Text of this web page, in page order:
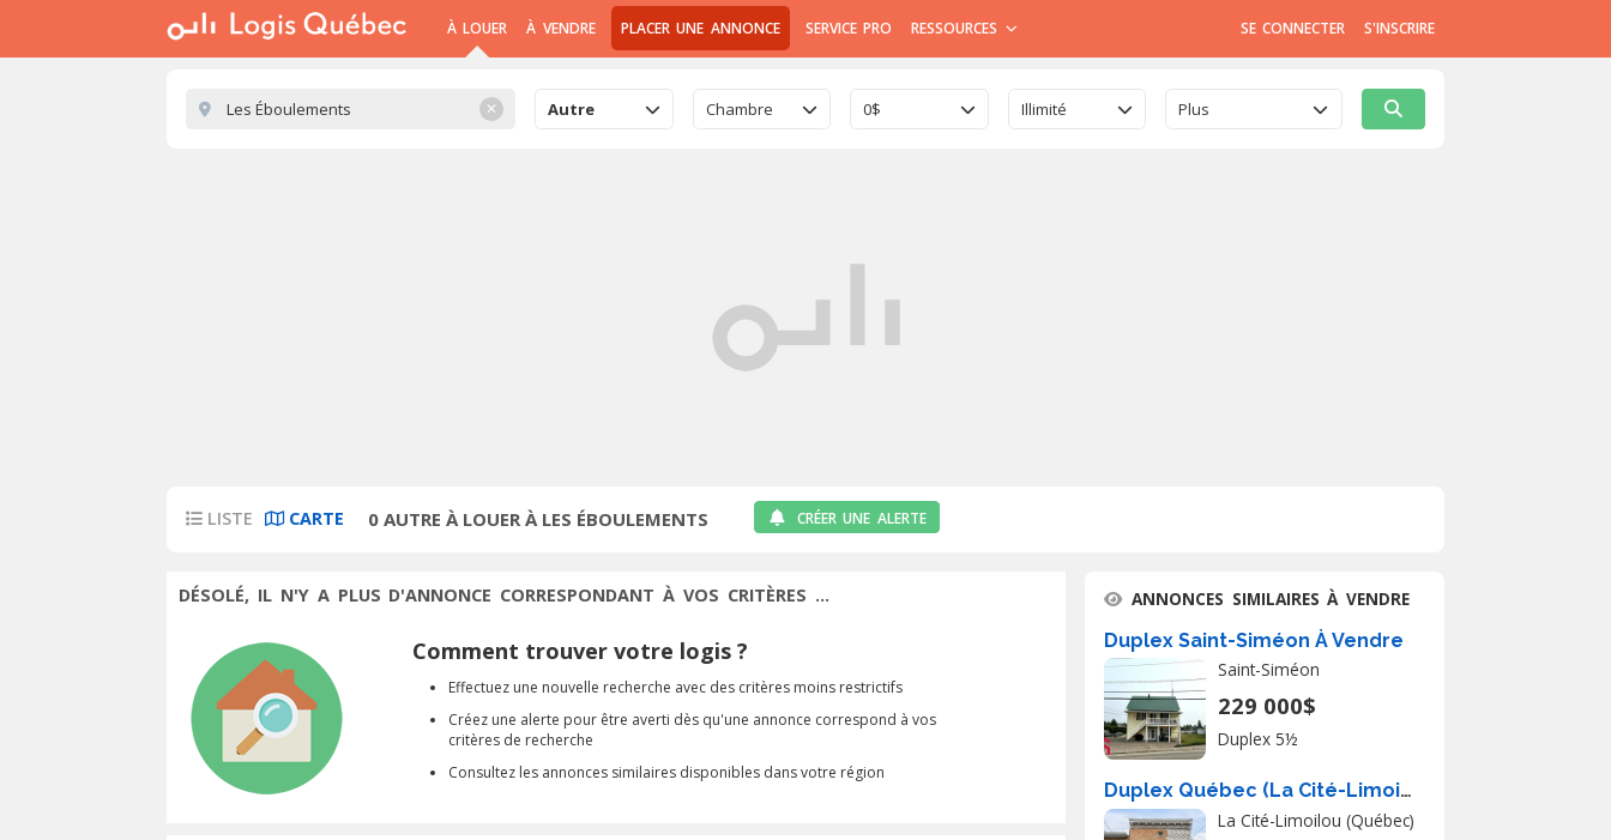
À LOUER À VENDRE PLACER UNE ANNONCE SERVICE PRO RESSOURCES SE CONNECTER S'INSCRIRE
✕ Autre Chambre 0$ Illimité Plus
LISTE CARTE 0 AUTRE À LOUER À LES ÉBOULEMENTS CRÉER UNE ALERTE
DÉSOLÉ, IL N'Y A PLUS D'ANNONCE CORRESPONDANT À VOS CRITÈRES ...
Comment trouver votre logis ?
Effectuez une nouvelle recherche avec des critères moins restrictifs
Créez une alerte pour être averti dès qu'une annonce correspond à vos
critères de recherche
Consultez les annonces similaires disponibles dans votre région
ANNONCES SIMILAIRES À VENDRE
Duplex Saint-Siméon À Vendre
Saint-Siméon
229 000$
Duplex 5½
Duplex Québec (La Cité-Limoilou) � Vendre
La Cité-Limoilou (Québec)